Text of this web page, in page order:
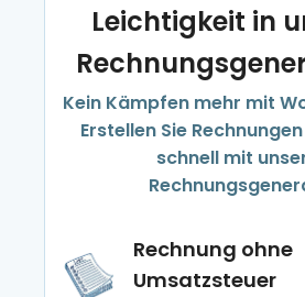
Leichtigkeit in
Kein Kämpfen mehr mit
Erstellen Sie
schnell mit
Rechnung ohne
Umsatzsteuer